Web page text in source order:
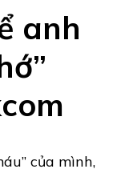
anh
của mình,